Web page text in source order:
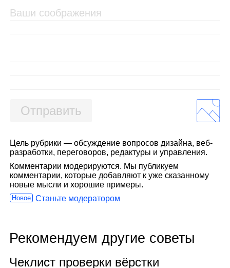
Отправить
Цель рубрики — обсуждение вопросов дизайна, веб-
разработки, переговоров, редактуры и управления.
Комментарии модерируются. Мы публикуем
комментарии, которые добавляют к уже сказанному
новые мысли и хорошие примеры.
Новое Станьте модератором
Рекомендуем другие советы
Чек­лист про­верки вёрстки